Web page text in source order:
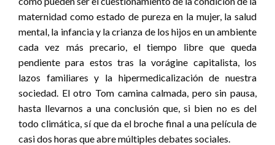
maternidad como estado de pureza en la mujer, la salud
mental, la infancia y la crianza de los hijos en un ambiente
cada vez más precario, el tiempo libre que queda
pendiente para estos tras la vorágine capitalista, los
lazos familiares y la hipermedicalización de nuestra
sociedad. El otro Tom camina calmada, pero sin pausa,
hasta llevarnos a una conclusión que, si bien no es del
todo climática, sí que da el broche final a una película de
casi dos horas que abre múltiples debates sociales.